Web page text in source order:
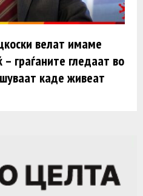
велат имаме
граѓаните гледаат во
каде живеат